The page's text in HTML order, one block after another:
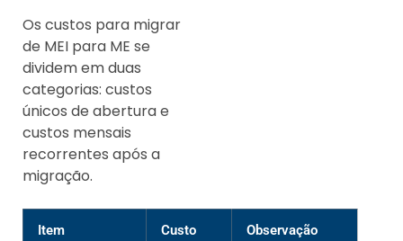
Os custos para migrar
de MEI para ME se
dividem em duas
categorias: custos
únicos de abertura e
custos mensais
recorrentes após a
migração.
Item
Custo
Observação